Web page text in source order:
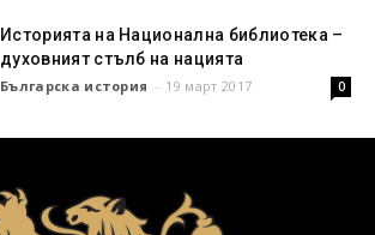
Историята на Национална библиотека –
духовният стълб на нацията
Българска история - 19 март 2017 0